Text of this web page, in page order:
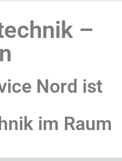
–
Nord ist
im Raum